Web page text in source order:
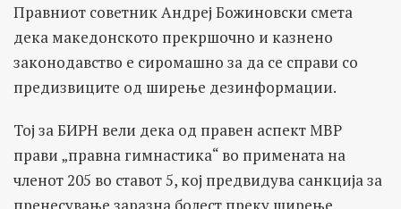
Правниот советник Андреј Божиновски смета
дека македонското прекршочно и казнено
законодавство е сиромашно за да се справи со
предизвиците од ширење дезинформации.
Тој за БИРН вели дека од правен аспект МВР
прави „правна гимнастика“ во примената на
членот 205 во ставот 5, кој предвидува санкција за